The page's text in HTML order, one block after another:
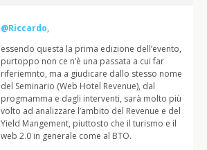
@Riccardo,
essendo questa la prima edizione dell’evento,
purtoppo non ce n’è una passata a cui far
riferiemnto, ma a giudicare dallo stesso nome
del Seminario (Web Hotel Revenue), dal
progmamma e dagli interventi, sarà molto più
volto ad analizzare l’ambito del Revenue e del
Yield Mangement, piuttosto che il turismo e il
web 2.0 in generale come al BTO.